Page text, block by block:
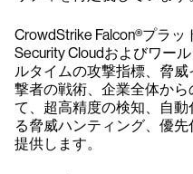
CrowdStrike Falcon®プラ
Security Cloudおよびワー
ルタイムの攻撃指標、脅
撃者の戦術、企業全体か
て、超高精度の検知、自
る脅威ハンティング、優
提供します。